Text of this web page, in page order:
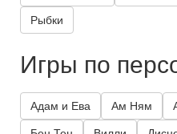
Рыбки
Игры по
Адам и Ева Ам Ням